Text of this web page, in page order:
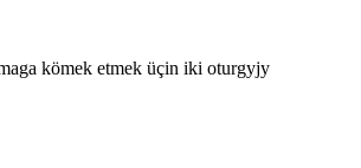
kömek etmek üçin iki oturgyjy